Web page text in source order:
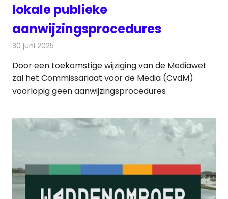
lokale publieke
aanwijzingsprocedures
30 juni 2025
Door een toekomstige wijziging van de Mediawet
zal het Commissariaat voor de Media (CvdM)
voorlopig geen aanwijzingsprocedures